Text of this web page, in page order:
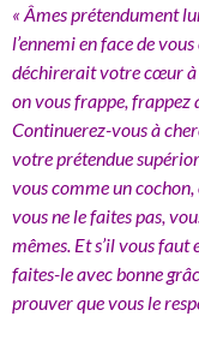
« Âmes prétendument
l’ennemi en face de
déchirerait votre cœur à
on vous frappe, frappez
Continuerez-vous à
votre prétendue
vous comme un cochon,
vous ne le faites pas,
mêmes. Et s’il vous faut
faites-le avec bonne
prouver que vous le